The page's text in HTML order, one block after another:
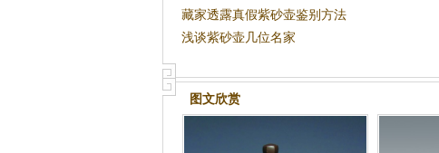
藏家透露真假紫砂壶鉴别方法
浅谈紫砂壶几位名家
图文欣赏